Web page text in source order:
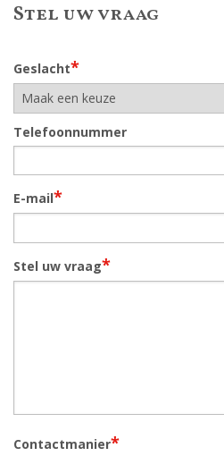
Stel uw vraag
Geslacht*
Telefoonnummer
E-mail*
Stel uw vraag*
Contactmanier*